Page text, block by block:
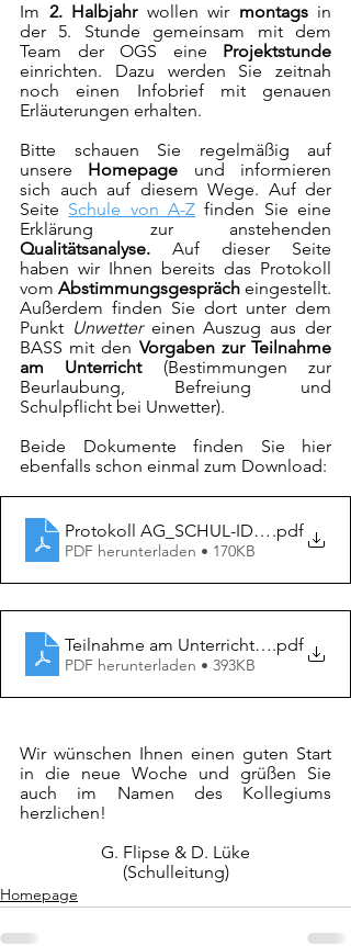
Im 2. Halbjahr wollen wir montags in
der 5. Stunde gemeinsam mit dem
Team der OGS eine Projektstunde
einrichten. Dazu werden Sie zeitnah
noch einen Infobrief mit genauen
Erläuterungen erhalten.
Bitte schauen Sie regelmäßig auf
unsere Homepage und informieren
sich auch auf diesem Wege. Auf der
Seite Schule von A-Z finden Sie eine
Qualitätsanalyse. Auf dieser Seite
haben wir Ihnen bereits das Protokoll
vom Abstimmungsgespräch eingestellt.
Außerdem finden Sie dort unter dem
Punkt Unwetter einen Auszug aus der
BASS mit den Vorgaben zur Teilnahme
am Unterricht (Bestimmungen zur
Beurlaubung, Befreiung und
Schulpflicht bei Unwetter).
Beide Dokumente finden Sie hier
ebenfalls schon einmal zum Download:
Protokoll AG_SCHUL-ID0000100032
.pdf
PDF herunterladen • 170KB
Teilnahme am Unterricht BASS
.pdf
PDF herunterladen • 393KB
Wir wünschen Ihnen einen guten Start
in die neue Woche und grüßen Sie
auch im Namen des Kollegiums
herzlichen!
G. Flipse & D. Lüke
(Schulleitung)
Homepage